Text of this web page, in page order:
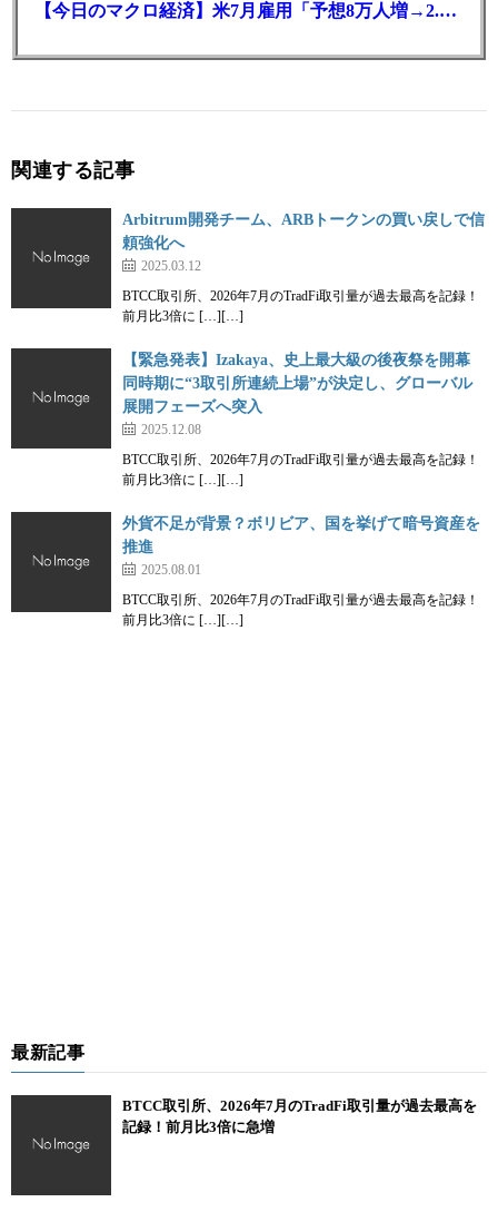
【今日のマクロ経済】米7月雇用「予想8万人増→2.3万人減」で利上げ観測後退
関連する記事
Arbitrum開発チーム、ARBトークンの買い戻しで信
頼強化へ
2025.03.12
BTCC取引所、2026年7月のTradFi取引量が過去最高を記録！
前月比3倍に […][…]
【緊急発表】Izakaya、史上最大級の後夜祭を開幕
同時期に“3取引所連続上場”が決定し、グローバル
展開フェーズへ突入
2025.12.08
BTCC取引所、2026年7月のTradFi取引量が過去最高を記録！
前月比3倍に […][…]
外貨不足が背景？ボリビア、国を挙げて暗号資産を
推進
2025.08.01
BTCC取引所、2026年7月のTradFi取引量が過去最高を記録！
前月比3倍に […][…]
最新記事
BTCC取引所、2026年7月のTradFi取引量が過去最高を
記録！前月比3倍に急増